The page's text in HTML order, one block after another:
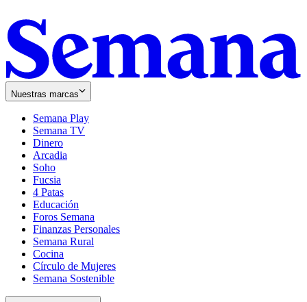
Nuestras marcas
Semana Play
Semana TV
Dinero
Arcadia
Soho
in
new
window
Fucsia
in
new
window
4 Patas
Educación
Foros Semana
Finanzas Personales
Semana Rural
Cocina
Círculo de Mujeres
Semana Sostenible